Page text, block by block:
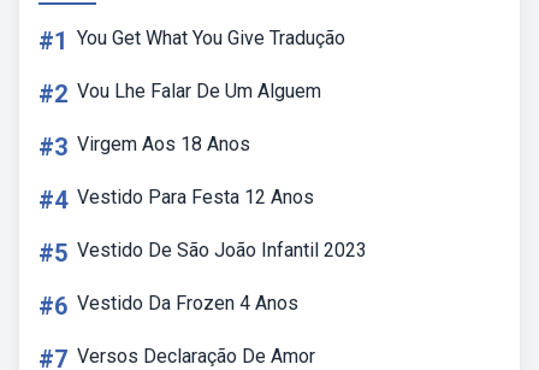
#1 You Get What You Give Tradução
#2 Vou Lhe Falar De Um Alguem
#3 Virgem Aos 18 Anos
#4 Vestido Para Festa 12 Anos
#5 Vestido De São João Infantil 2023
#6 Vestido Da Frozen 4 Anos
#7 Versos Declaração De Amor